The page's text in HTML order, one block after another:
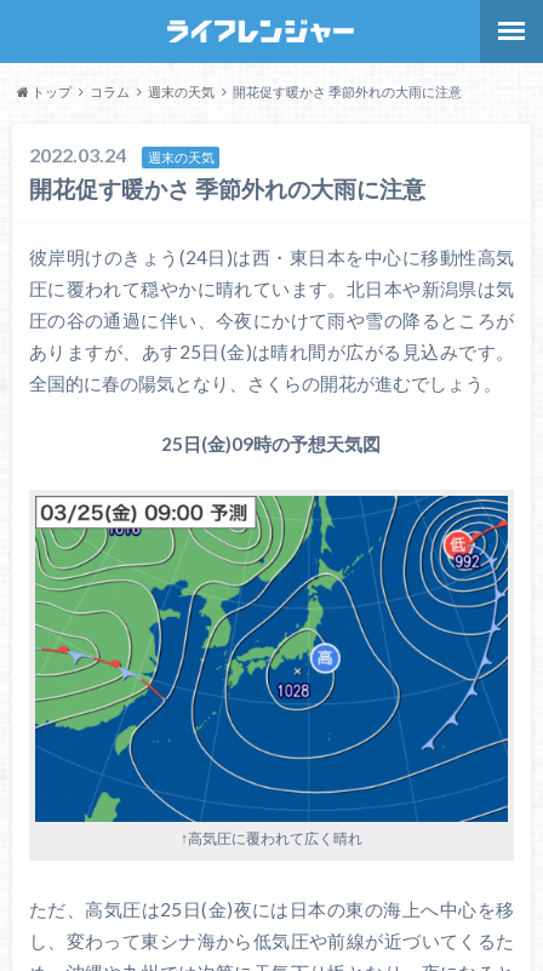
トップ コラム 週末の天気 開花促す暖かさ 季節外れの大雨に注意
2022.03.24 週末の天気
開花促す暖かさ 季節外れの大雨に注意
彼岸明けのきょう(24日)は西・東日本を中心に移動性高気
圧に覆われて穏やかに晴れています。北日本や新潟県は気
圧の谷の通過に伴い、今夜にかけて雨や雪の降るところが
ありますが、あす25日(金)は晴れ間が広がる見込みです。
全国的に春の陽気となり、さくらの開花が進むでしょう。
25日(金)09時の予想天気図
↑高気圧に覆われて広く晴れ
ただ、高気圧は25日(金)夜には日本の東の海上へ中心を移
し、変わって東シナ海から低気圧や前線が近づいてくるた